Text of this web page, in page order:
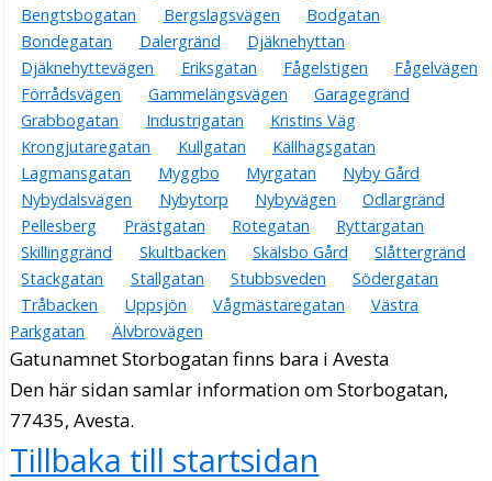
Bengtsbogatan
Bergslagsvägen
Bodgatan
Bondegatan
Dalergränd
Djäknehyttan
Djäknehyttevägen
Eriksgatan Fågelstigen
Fågelvägen
Förrådsvägen
Gammelängsvägen
Garagegränd
Grabbogatan
Industrigatan
Kristins Väg
Krongjutaregatan
Kullgatan
Källhagsgatan
Lagmansgatan
Myggbo Myrgatan
Nyby Gård
Nybydalsvägen
Nybytorp Nybyvägen
Odlargränd
Pellesberg
Prästgatan Rotegatan
Ryttargatan
Skillinggränd
Skultbacken Skälsbo Gård
Slåttergränd
Stackgatan
Stallgatan Stubbsveden
Södergatan
Tråbacken
Uppsjön Vågmästaregatan
Västra
Parkgatan
Älvbrovägen
Gatunamnet Storbogatan finns bara i Avesta
Den här sidan samlar information om Storbogatan,
77435, Avesta.
Tillbaka till startsidan